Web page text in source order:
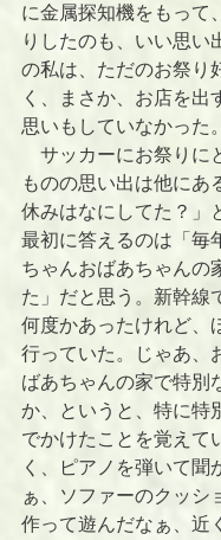
に金属探知機をもって
りしたのも、いい思い
の私は、ただのお祭り
く、まさか、お店を出
思いもしていなかった。
サッカーにお祭りに
ものの思い出は他にあ
休みはなにしてた？」
最初に答えるのは「毎
ちゃんおばあちゃんの
た」だと思う。新幹線
何度かあったけれど、
行っていた。じゃあ、
ばあちゃんの家で特別
か、というと、特に特
でかけたことを覚えて
く、ピアノを弾いて聞
ぁ、ソファーのクッシ
作って遊んだなぁ、近